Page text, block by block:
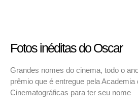
Fotos inéditas do Oscar
Grandes nomes do cinema, todo o
prêmio que é entregue pela
Cinematográficas para ter seu nome